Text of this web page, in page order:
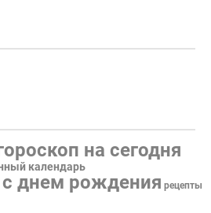
на сегодня
календарь
с днем рождения рецепты